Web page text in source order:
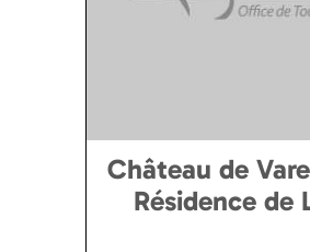
Château de
Résidence de